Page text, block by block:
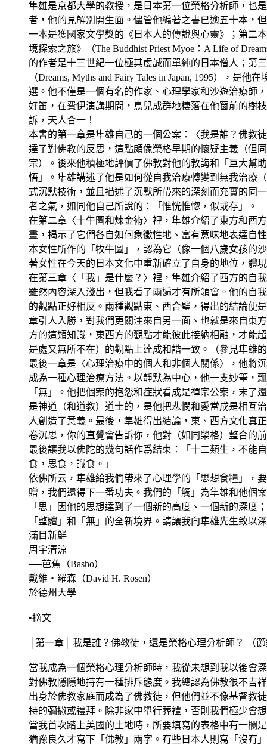
隼雄是京都大學的教授，是日本第一位榮格分析師，也
者，他的見解別開生面。儘管他編著之書已逾五十本，
一本是獲國家文學獎的《日本人的傳說與心靈》；第二
境探索之旅》（The Buddhist Priest Myoe：A Life of
的作者是十三世紀一位極其虔誠而單純的日本僧人；第
（Dreams, Myths and Fairy Tales in Japan, 1995），是他
選。他不僅是一個有名的作家、心理學家和沙遊治療師
好笛，在費伊演講期間，鳥兒成群地棲落在他窗前的樹
訴，天人合一！
本書的第一章是隼雄自己的一個公案：〈我是誰？佛教
達了對佛教的反思，這點頗像榮格早期的懷疑主義（但
宗）。後來他積極地評價了佛教對他的教誨和「巨大幫
悟」。隼雄講述了他是如何從自我治療轉變到無我治療
式沉默技術，並且描述了沉默所帶來的深刻而充實的同
者之氣，如同他自己所說的：「惟恍惟惚，似或存」。
在第二章〈十牛圖和煉金術〉裡，隼雄介紹了東方和西
畫，揭示了它們各自如何象徵性地、富有意味地表達自
本女性所作的「牧牛圖」，認為它（像一個八歲女孩的
著女性在今天的日本文化中重新確立了自身的地位，體
在第三章〈「我」是什麼？〉裡，隼雄介紹了西方的自
雖然內容深入淺出，但我看了兩遍才有所領會。他的自
的觀點正好相反。兩種觀點東、西合璧，得出的結論便
章引人入勝，對我們更關注來自另一面、也就是來自東
方的這類知識，東西方的觀點才能彼此接納相融，才能
是處又無所不在）的觀點上達成和諧一致。（參見隼雄
最後一章是〈心理治療中的個人和非個人關係〉，他將
成為一種心理治療方法。以靜默為中心，他一支妙筆，
「無」。他把個案的抱怨和症狀看成是禪宗公案，末了
是神道（和道教）道士的，是他把悲憫和愛當成是相互
人創造了意義。最後，隼雄得出結論，東、西方文化真
卷沉思，你的直覺會告訴你，他對（如同榮格）整合的
最後讓我以佛陀的幾句話作爲結束：「十二類生，不能
食，思食，識食。」
依佛所云，隼雄給我們帶來了心理學的「思想食糧」，
贈，我們還得下一番功夫。我們的「觸」為隼雄和他個
「思」因他的思想達到了一個新的高度、一個新的深度
「整體」和「無」的全新境界。請讓我向隼雄先生致以
滿目新鮮
周宇清涼
──芭蕉（Basho）
戴維・羅森（David H. Rosen）
於德州大學
•摘文
│第一章│ 我是誰？佛教徒，還是榮格心理分析師？ （
當我成為一個榮格心理分析師時，我從未想到我以後會
對佛教隱隱地持有一種排斥態度。我總認為佛教很不吉
出身於佛教家庭而成為了佛教徒，但他們並不像基督教
持的彌撒或禮拜。除非家中舉行葬禮，否則我們極少會
當我首次踏上美國的土地時，所要填寫的表格中有一欄
猶豫良久才寫下「佛教」兩字。有些日本人則寫「沒有